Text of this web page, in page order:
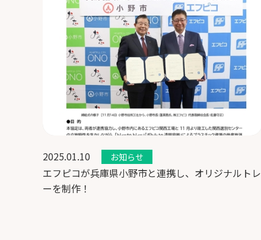
2025.01.10 お知らせ
エフピコが兵庫県小野市と連携し、オリジナルトレ
ーを制作！